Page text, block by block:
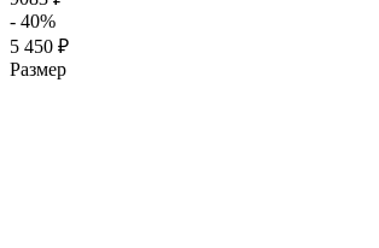
- 40%
5 450 ₽
Размер